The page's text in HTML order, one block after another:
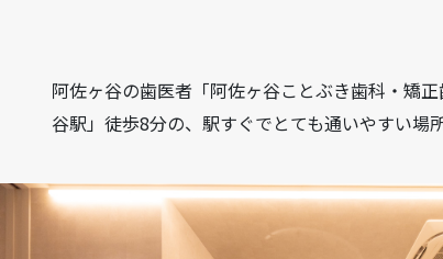
阿佐ヶ谷の歯医者「阿佐ヶ谷ことぶき歯科・矯
谷駅」徒歩8分の、駅すぐでとても通いやすい場